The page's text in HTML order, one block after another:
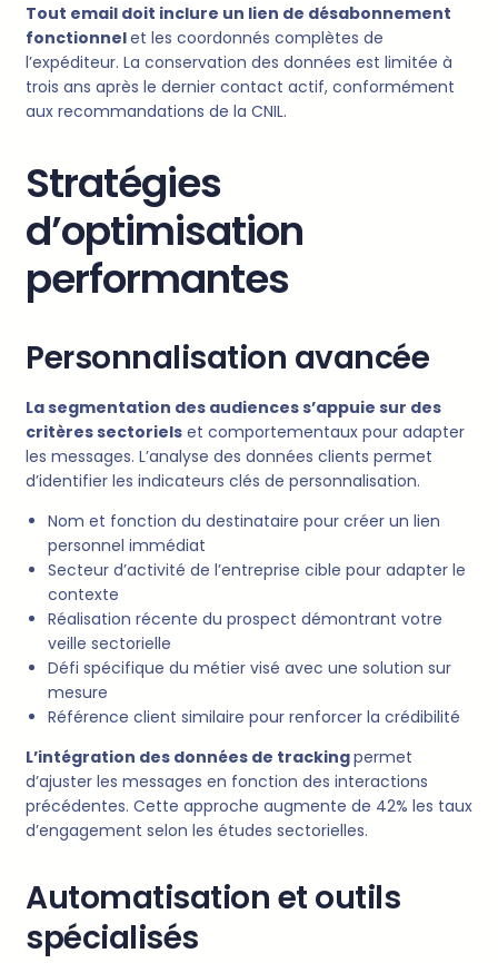
Tout email doit inclure un lien de désabonnement
fonctionnelet les coordonnés complètes de
l’expéditeur. La conservation des données est limitée à
trois ans après le dernier contact actif, conformément
aux recommandations de la CNIL.
Stratégies
d’optimisation
performantes
Personnalisation avancée
La segmentation des audiences s’appuie sur des
critères sectoriels et comportementaux pour adapter
les messages. L’analyse des données clients permet
d’identifier les indicateurs clés de personnalisation.
Nom et fonction du destinataire pour créer un lien
personnel immédiat
Secteur d’activité de l’entreprise cible pour adapter le
contexte
Réalisation récente du prospect démontrant votre
veille sectorielle
Défi spécifique du métier visé avec une solution sur
mesure
Référence client similaire pour renforcer la crédibilité
L’intégration des données de trackingpermet
d’ajuster les messages en fonction des interactions
précédentes. Cette approche augmente de 42% les taux
d’engagement selon les études sectorielles.
Automatisation et outils
spécialisés